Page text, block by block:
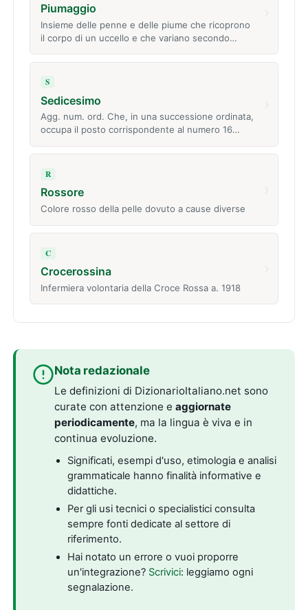
Piumaggio
Insieme delle penne e delle piume che ricoprono
il corpo di un uccello e che variano secondo…
S
Sedicesimo
Agg. num. ord. Che, in una successione ordinata,
occupa il posto corrispondente al numero 16…
R
Rossore
Colore rosso della pelle dovuto a cause diverse
C
Crocerossina
Infermiera volontaria della Croce Rossa a. 1918
Nota redazionale
Le definizioni di DizionarioItaliano.net sono
curate con attenzione eaggiornate
periodicamente, ma la lingua è viva e in
continua evoluzione.
Significati, esempi d'uso, etimologia e analisi
grammaticale hanno finalità informative e
didattiche.
Per gli usi tecnici o specialistici consulta
sempre fonti dedicate al settore di
riferimento.
Hai notato un errore o vuoi proporre
un'integrazione? Scrivici: leggiamo ogni
segnalazione.